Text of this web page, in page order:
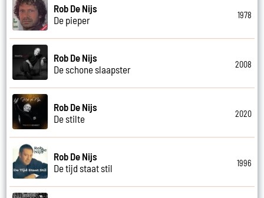
Rob De Nijs
De pieper
1978
Rob De Nijs
De schone slaapster
2008
Rob De Nijs
De stilte
2020
Rob De Nijs
De tijd staat stil
1996